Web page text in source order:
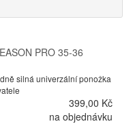
PRO 35-36
silná univerzální ponožka
399,00 Kč
na objednávku